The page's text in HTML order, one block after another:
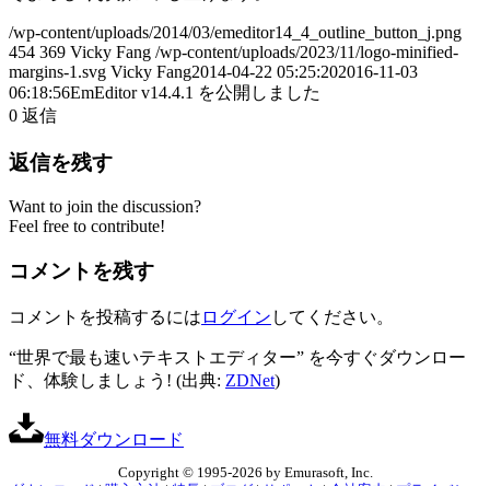
/wp-content/uploads/2014/03/emeditor14_4_outline_button_j.png
454 369 Vicky Fang /wp-content/uploads/2023/11/logo-minified-
margins-1.svg Vicky Fang2014-04-22 05:25:202016-11-03
06:18:56EmEditor v14.4.1 を公開しました
0 返信
返信を残す
Want to join the discussion?
Feel free to contribute!
コメントを残す
コメントを投稿するには ログイン してください。
“世界で最も速いテキストエディター” を今すぐダウンロー
ド、体験しましょう! (出典: ZDNet)
無料ダウンロード
Copyright © 1995-2026 by Emurasoft, Inc.